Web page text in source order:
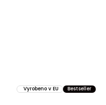
Vyrobeno v EU Bestseller